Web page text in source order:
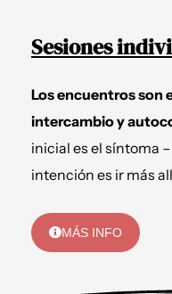
Sesiones
Los encuentros son
intercambio y
inicial es el síntoma
intención es ir más
MÁS INFO